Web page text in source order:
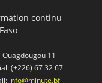
continu
Ouagdougou 11
(+226) 67 32 67
info@minute.bf